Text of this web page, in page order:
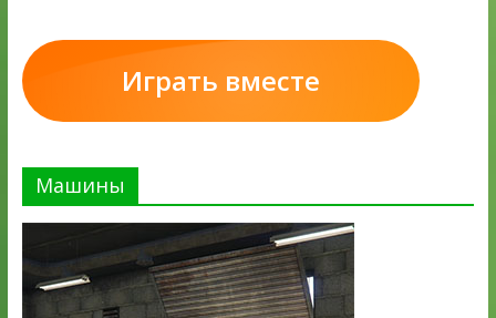
Играть вместе
Машины